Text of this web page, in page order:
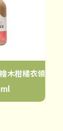
木柑橘衣領